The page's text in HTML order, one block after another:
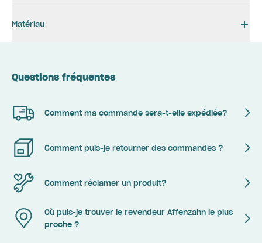
Matériau
Questions fréquentes
Comment ma commande sera-t-elle expédiée?
Comment puis-je retourner des commandes ?
Comment réclamer un produit?
Où puis-je trouver le revendeur Affenzahn le plus
proche ?